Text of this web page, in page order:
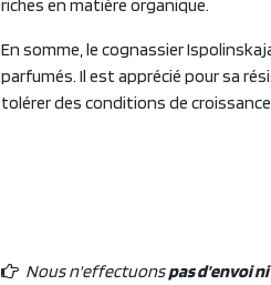
riches en matière organique.
En somme, le cognassier
parfumés. Il est apprécié pour sa
tolérer des conditions de
Nous n'effectuonspas d'envoi